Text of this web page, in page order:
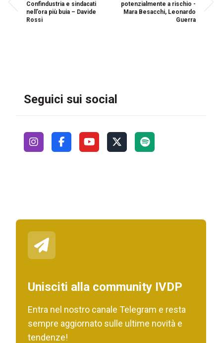
Confindustria e sindacati
nell’ora più buia – Davide
Rossi
potenzialmente a rischio -
Mara Besacchi, Leonardo
Guerra
Seguici sui social
Unisciti alla community IVDP
Entra nel nostro canale Telegram e resta
sempre aggiornato sulle ultime novità e
tendenze!